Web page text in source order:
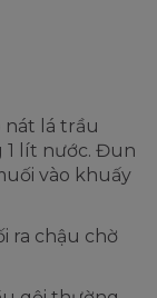
nát lá trầu
1 lít nước. Đun
vào khuấy
ra chậu chờ